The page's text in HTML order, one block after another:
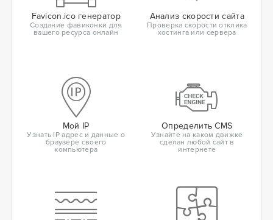
Favicon.ico генератор
Создание фавиконки для
вашего ресурса онлайн
Анализ скорости сайта
Проверка скорости отклика
хостинга или сервера
Мой IP
Узнать IP адрес и данные о
браузере своего
компьютера
Определить CMS
Узнайте на каком движке
сделан любой сайт в
интернете